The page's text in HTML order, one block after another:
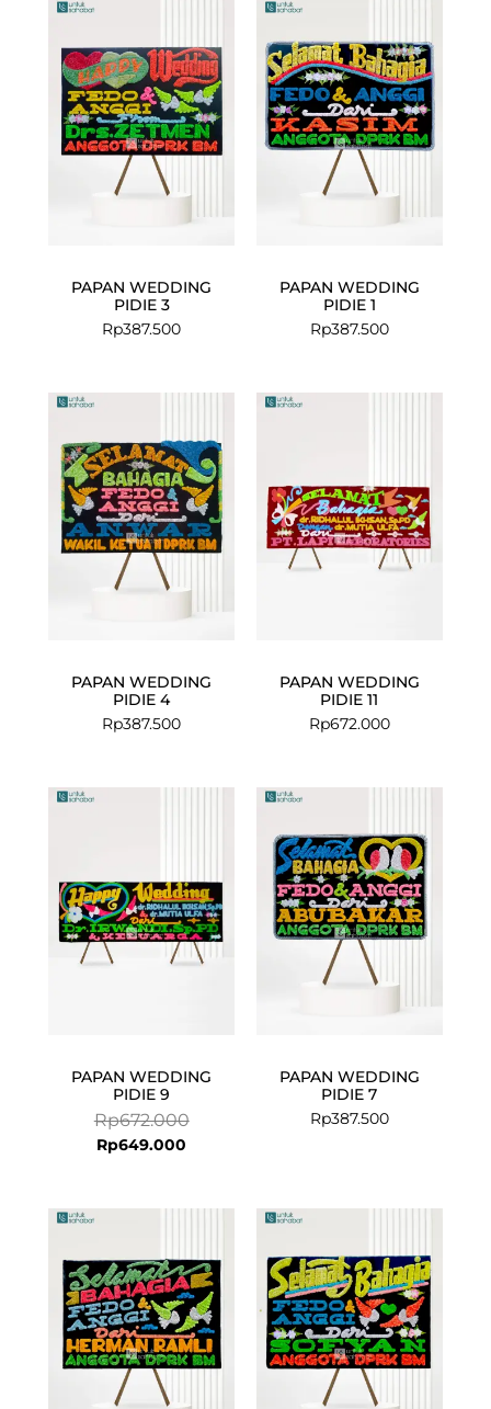
PAPAN WEDDING
PIDIE 3
Rp387.500
PAPAN WEDDING
PIDIE 1
Rp387.500
PAPAN WEDDING
PIDIE 4
Rp387.500
PAPAN WEDDING
PIDIE 11
Rp672.000
PAPAN WEDDING
PIDIE 9
Rp672.000
Rp649.000
PAPAN WEDDING
PIDIE 7
Rp387.500